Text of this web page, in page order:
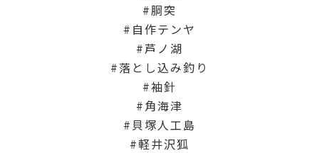
胴突
自作テンヤ
芦ノ湖
落とし込み釣り
袖針
角海津
貝塚人工島
軽井沢狐